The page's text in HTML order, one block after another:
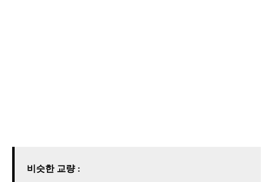
비슷한 교량 :